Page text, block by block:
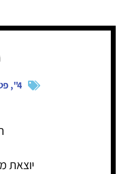
4"
,
יוצאת